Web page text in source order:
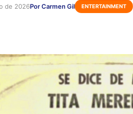
de 2026Por Carmen Gil ENTERTAINMENT